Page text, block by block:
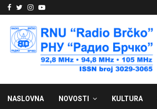
Facebook
Twitter
Instagram
Youtube
NASLOVNA NOVOSTI KULTURA